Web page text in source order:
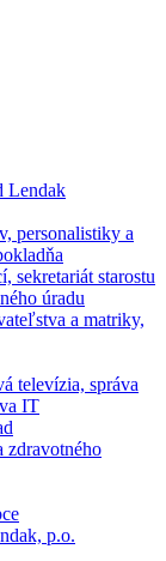
Lendak
personalistiky a
sekretariát starostu
úradu
a matriky,
televízia, správa
IT
zdravotného
p.o.